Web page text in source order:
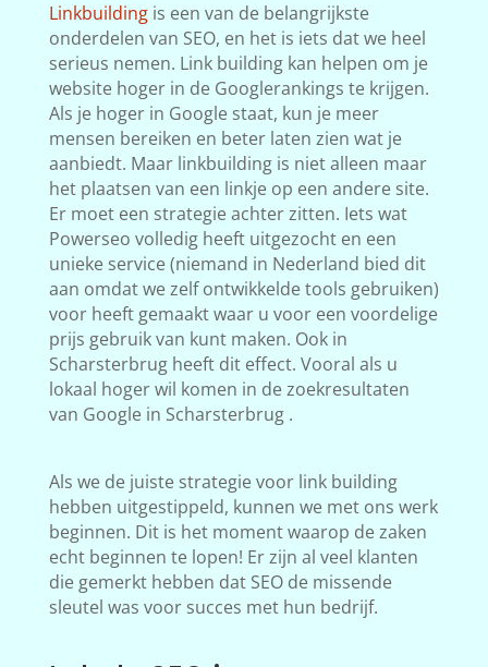
Linkbuildingis een van de belangrijkste
onderdelen van SEO, en het is iets dat we heel
serieus nemen. Link building kan helpen om je
website hoger in de Googlerankings te krijgen.
Als je hoger in Google staat, kun je meer
mensen bereiken en beter laten zien wat je
aanbiedt. Maar linkbuilding is niet alleen maar
het plaatsen van een linkje op een andere site.
Er moet een strategie achter zitten. Iets wat
Powerseo volledig heeft uitgezocht en een
unieke service (niemand in Nederland bied dit
aan omdat we zelf ontwikkelde tools gebruiken)
voor heeft gemaakt waar u voor een voordelige
prijs gebruik van kunt maken. Ook in
Scharsterbrug heeft dit effect. Vooral als u
lokaal hoger wil komen in de zoekresultaten
van Google in Scharsterbrug .
Als we de juiste strategie voor link building
hebben uitgestippeld, kunnen we met ons werk
beginnen. Dit is het moment waarop de zaken
echt beginnen te lopen! Er zijn al veel klanten
die gemerkt hebben dat SEO de missende
sleutel was voor succes met hun bedrijf.